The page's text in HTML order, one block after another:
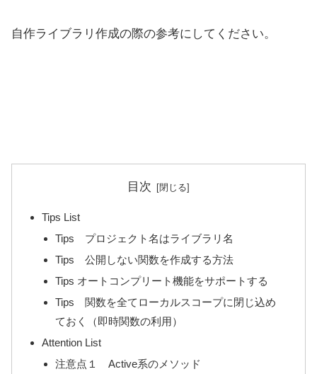
自作ライブラリ作成の際の参考にしてください。
目次
Tips List
Tips プロジェクト名はライブラリ名
Tips 公開しない関数を作成する方法
Tips オートコンプリート機能をサポートする
Tips 関数を全てローカルスコープに閉じ込め
ておく（即時関数の利用）
Attention List
注意点１ Active系のメソッド